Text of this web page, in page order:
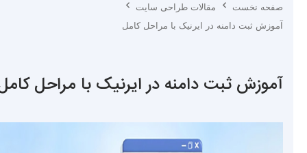
صفحه نخست
مقالات طراحی سایت
آموزش ثبت دامنه در ایرنیک با مراحل کامل
آموزش ثبت دامنه در ایرنیک با مراحل کامل